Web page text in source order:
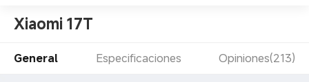
Xiaomi 17T
General Especificaciones Opiniones(213)